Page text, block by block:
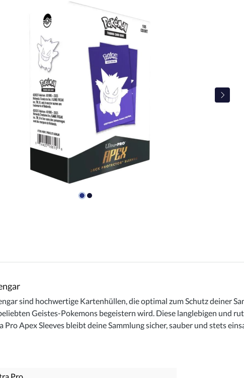
sind hochwertige Kartenhüllen, die optimal zum Schutz deiner
Geistes-Pokemons begeistern wird. Diese langlebigen und
Apex Sleeves bleibt deine Sammlung sicher, sauber und stets